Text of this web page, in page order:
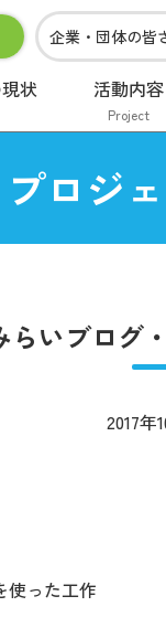
企業・団体の皆
状 活動内容
Project
プロジ
らいブログ
2017年
使った工作